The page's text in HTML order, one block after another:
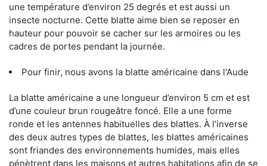
une température d’environ 25 degrés et est aussi un
insecte nocturne. Cette blatte aime bien se reposer en
hauteur pour pouvoir se cacher sur les armoires ou les
cadres de portes pendant la journée.
Pour finir, nous avons la blatte américaine dans l'Aude
La blatte américaine a une longueur d’environ 5 cm et est
d’une couleur brun rougeâtre foncé. Elle a une forme
ronde et les antennes habituelles des blattes. À l’inverse
des deux autres types de blattes, les blattes américaines
sont friandes des environnements humides, mais elles
pénètrent dans les maisons et autres habitations afin de se